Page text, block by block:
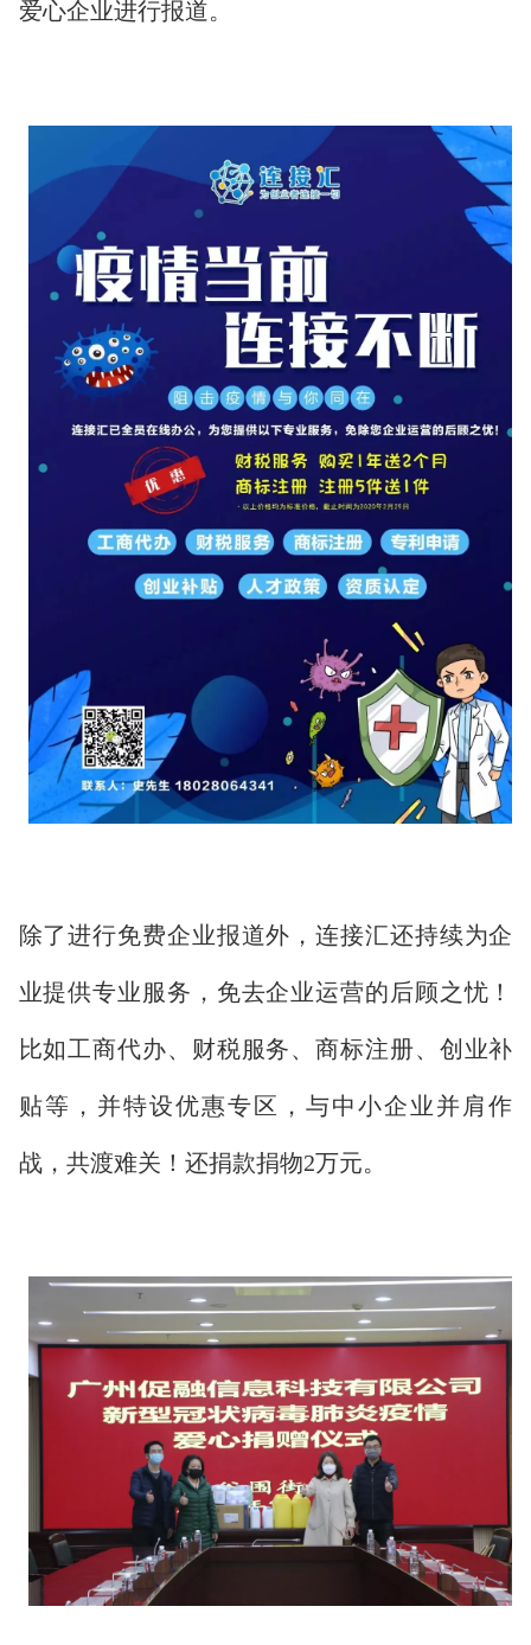
爱心企业进行报道。
除了进行免费企业报道外，连接汇还持续为企
业提供专业服务，免去企业运营的后顾之忧！
比如工商代办、财税服务、商标注册、创业补
贴等，并特设优惠专区，与中小企业并肩作
战，共渡难关！还捐款捐物2万元。